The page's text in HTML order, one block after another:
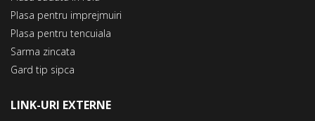
Plasa pentru imprejmuiri
Plasa pentru tencuiala
Sarma zincata
Gard tip sipca
LINK-URI EXTERNE